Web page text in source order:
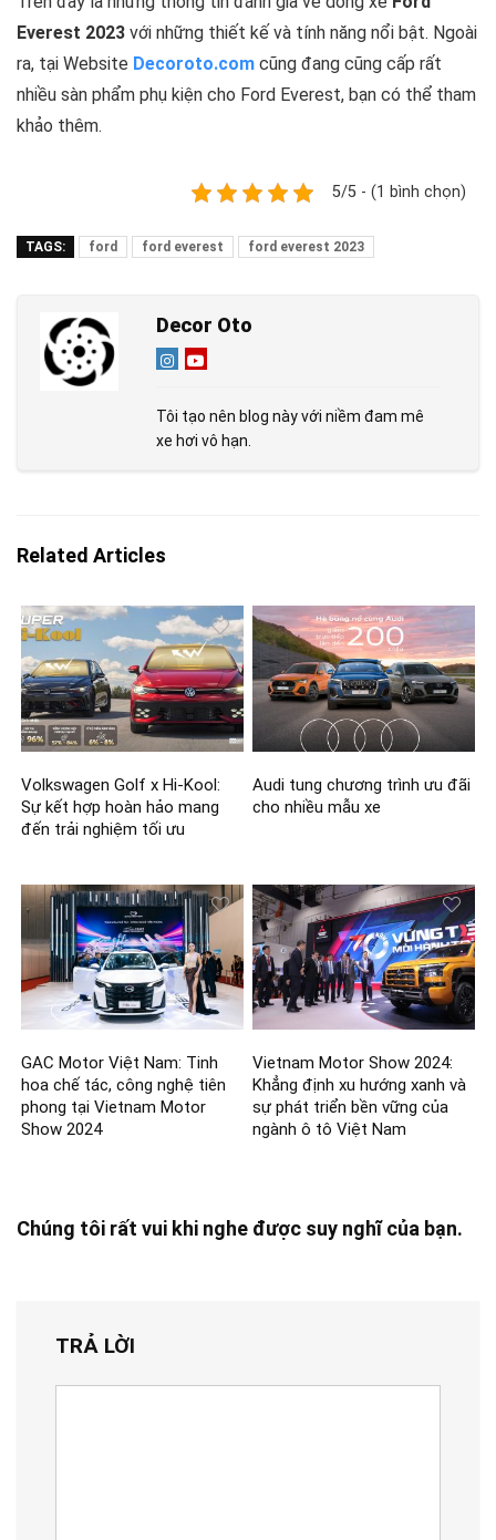
Everest 2023 với những thiết kế và tính năng nổi bật. Ngoài
ra, tại Website Decoroto.com cũng đang cũng cấp rất
nhiều sàn phẩm phụ kiện cho Ford Everest, bạn có thể tham
khảo thêm.
5/5 - (1 bình chọn)
TAGS: ford ford everest ford everest 2023
Decor Oto
Tôi tạo nên blog này với niềm đam mê
xe hơi vô hạn.
Related Articles
Volkswagen Golf x Hi-Kool:
Sự kết hợp hoàn hảo mang
đến trải nghiệm tối ưu
Audi tung chương trình ưu đãi
cho nhiều mẫu xe
GAC Motor Việt Nam: Tinh
hoa chế tác, công nghệ tiên
phong tại Vietnam Motor
Show 2024
Vietnam Motor Show 2024:
Khẳng định xu hướng xanh và
sự phát triển bền vững của
ngành ô tô Việt Nam
Chúng tôi rất vui khi nghe được suy nghĩ của bạn.
TRẢ LỜI